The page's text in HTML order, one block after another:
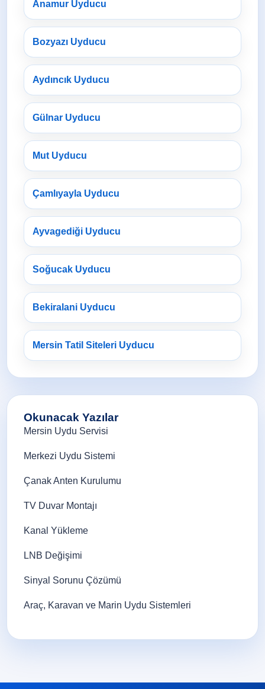
Anamur Uyducu
Bozyazı Uyducu
Aydıncık Uyducu
Gülnar Uyducu
Mut Uyducu
Çamlıyayla Uyducu
Ayvagediği Uyducu
Soğucak Uyducu
Bekiralani Uyducu
Mersin Tatil Siteleri Uyducu
Okunacak Yazılar
Mersin Uydu Servisi
Merkezi Uydu Sistemi
Çanak Anten Kurulumu
TV Duvar Montajı
Kanal Yükleme
LNB Değişimi
Sinyal Sorunu Çözümü
Araç, Karavan ve Marin Uydu Sistemleri